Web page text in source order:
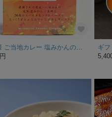
愛媛 ご当地カレー 塩みかんの鯛カレー 200g